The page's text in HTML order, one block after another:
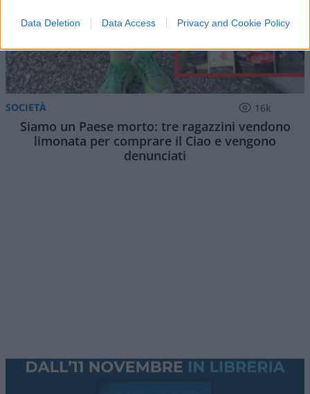
Data Deletion Data Access Privacy and Cookie Policy
SOCIETÀ 16k
Siamo un Paese morto: tre ragazzini vendono
limonata per comprare il Ciao e vengono
denunciati